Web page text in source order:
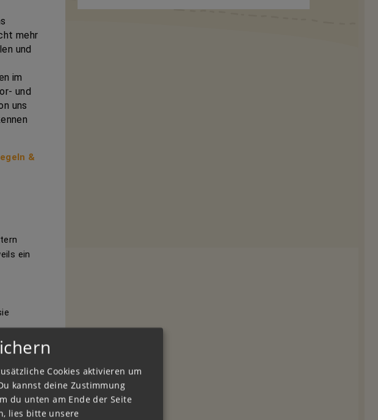
mehr
und
im
und
uns
&
ein
Cookies aktivieren um
kannst deine Zustimmung
du unten am Ende der Seite
lies bitte unsere